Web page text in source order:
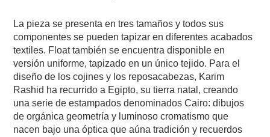
La pieza se presenta en tres tamaños y todos sus
componentes se pueden tapizar en diferentes acabados
textiles. Float también se encuentra disponible en
versión uniforme, tapizado en un único tejido. Para el
diseño de los cojines y los reposacabezas, Karim
Rashid ha recurrido a Egipto, su tierra natal, creando
una serie de estampados denominados Cairo: dibujos
de orgánica geometría y luminoso cromatismo que
nacen bajo una óptica que aúna tradición y recuerdos